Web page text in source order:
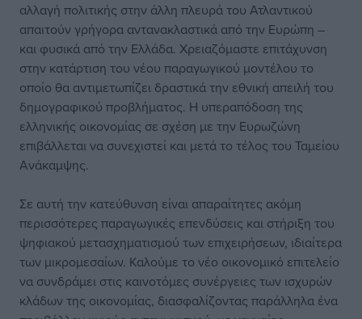
αλλαγή πολιτικής στην άλλη πλευρά του Ατλαντικού
απαιτούν γρήγορα αντανακλαστικά από την Ευρώπη –
και φυσικά από την Ελλάδα. Χρειαζόμαστε επιτάχυνση
στην κατάρτιση του νέου παραγωγικού μοντέλου το
οποίο θα αντιμετωπίζει δραστικά την εθνική απειλή του
δημογραφικού προβλήματος. Η υπεραπόδοση της
ελληνικής οικονομίας σε σχέση με την Ευρωζώνη
επιβάλλεται να συνεχιστεί και μετά το τέλος του Ταμείου
Ανάκαμψης.
Σε αυτή την κατεύθυνση είναι απαραίτητες ακόμη
περισσότερες παραγωγικές επενδύσεις και στήριξη του
ψηφιακού μετασχηματισμού των επιχειρήσεων, ιδιαίτερα
των μικρομεσαίων. Καλούμε το νέο οικονομικό επιτελείο
να συνδράμει στις καινοτόμες συνέργειες των ισχυρών
κλάδων της οικονομίας, διασφαλίζοντας παράλληλα ένα